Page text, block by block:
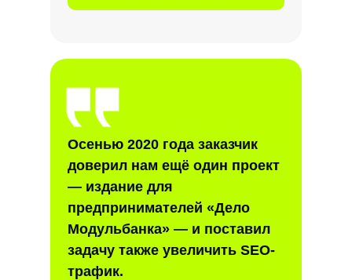
Осенью 2020 года заказчик
доверил нам ещё один проект
— издание для
предпринимателей «Дело
Модульбанка» — и поставил
задачу также увеличить SEO-
трафик.